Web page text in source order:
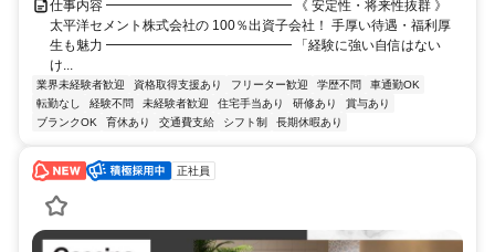
仕事内容 ━━━━━━━━━━━━━━ 《 安定性・将来性抜群 》
太平洋セメント株式会社の 100％出資子会社！ 手厚い待遇・福利厚
生も魅力 ━━━━━━━━━━━━━━ 「経験に強い自信はない
け...
業界未経験者歓迎 資格取得支援あり フリーター歓迎 学歴不問
車通勤OK
転勤なし
経験不問 未経験者歓迎 住宅手当あり 研修あり
賞与あり
ブランクOK
育休あり 交通費支給 シフト制 長期休暇あり
正社員